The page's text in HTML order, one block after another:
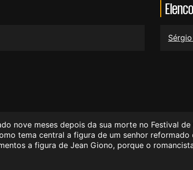
Elenco
nove meses depois da sua morte no Festival
tema central a figura de um senhor
a figura de Jean Giono, porque o